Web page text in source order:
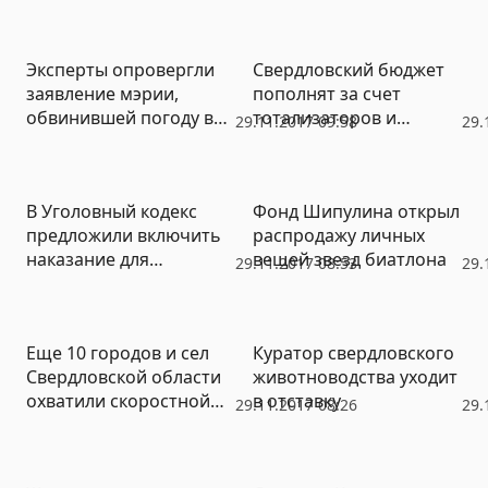
29.11.2017 09:58
Эксперты опровергли
заявление мэрии,
обвинившей погоду в
Свердловский бюджет
пополнят за счет
тотализаторов и
29.11.2017 08:53
В Уголовный кодекс
предложили включить
наказание для
Фонд Шипулина открыл
распродажу личных
вещей звезд биатлона
29.11.2017 08:26
Еще 10 городов и сел
Свердловской области
охватили скоростной
Куратор свердловского
животноводства уходит
в отставку